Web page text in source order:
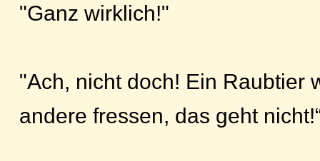
"Ganz wirklich!"
"Ach, nicht doch! Ein Raubtier
andere fressen, das geht